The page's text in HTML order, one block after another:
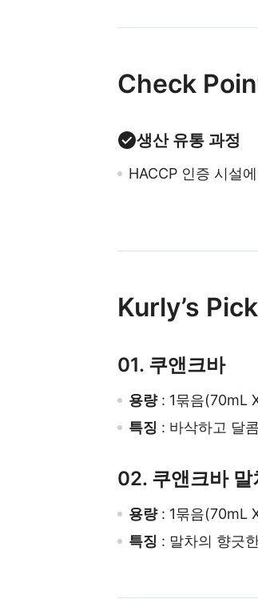
Check
생산 유통 과정
HACCP 인증 시설
Kurly’s Pick
01. 쿠앤크바
용량: 1묶음(70mL
특징 : 바삭하고 달
02. 쿠앤크바 말
용량: 1묶음(70mL
특징 : 말차의 향긋